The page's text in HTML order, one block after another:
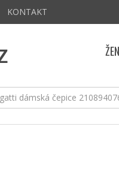
dámská čepice
KONTAKT